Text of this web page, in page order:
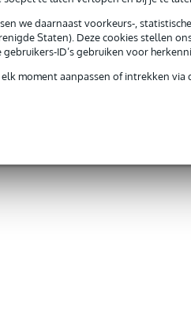
we daarnaast voorkeurs-,
Staten). Deze cookies stellen
gebruikers-ID’s gebruiken voor
moment aanpassen of intrekken